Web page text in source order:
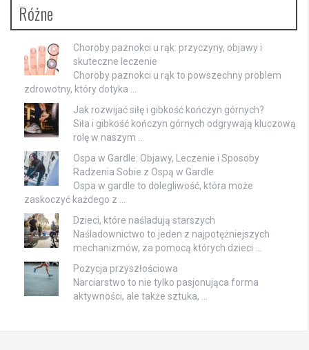
Różne
Choroby paznokci u rąk: przyczyny, objawy i
skuteczne leczenie
Choroby paznokci u rąk to powszechny problem
zdrowotny, który dotyka …
Jak rozwijać siłę i gibkość kończyn górnych?
Siła i gibkość kończyn górnych odgrywają kluczową
rolę w naszym …
Ospa w Gardle: Objawy, Leczenie i Sposoby
Radzenia Sobie z Ospą w Gardle
Ospa w gardle to dolegliwość, która może
zaskoczyć każdego z …
Dzieci, które naśladują starszych
Naśladownictwo to jeden z najpotężniejszych
mechanizmów, za pomocą których dzieci …
Pozycja przyszłościowa
Narciarstwo to nie tylko pasjonująca forma
aktywności, ale także sztuka, …